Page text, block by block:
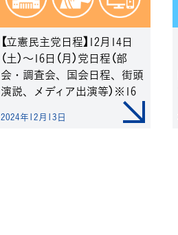
【立憲民主党日程】12月14日
（土）～16日（月）党日程（部
会・調査会、国会日程、街頭
演説、メディア出演等）※16
日16:00～の日程を修正・更
新（16日11時時点）
2024年12月13日